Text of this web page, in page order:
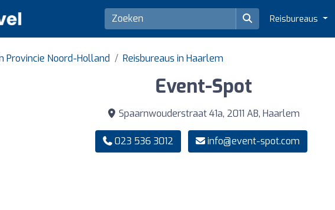
Reisbureaus
Provincie Noord-Holland Reisbureaus in Haarlem
Event-Spot
Spaarnwouderstraat 41a, 2011 AB, Haarlem
023 536 3012 info@event-spot.com